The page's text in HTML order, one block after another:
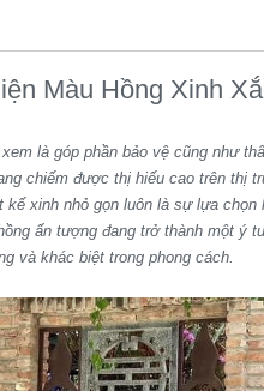
Màu Hồng Xinh
là góp phần bảo vệ cũng như
chiếm được thị hiếu cao trên thị
xinh nhỏ gọn luôn là sự lựa chọn
ấn tượng đang trở thành một ý
và khác biệt trong phong cách.